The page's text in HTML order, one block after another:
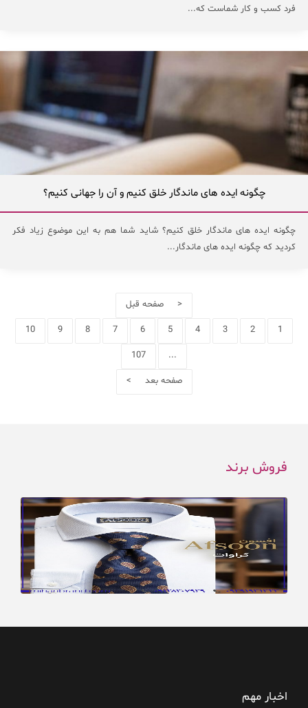
فرد کسب و کار شماست که...
چگونه ایده های ماندگار خلق کنیم و آن را جهانی کنیم؟
چگونه ایده های ماندگار خلق کنیم؟ شاید شما هم به این موضوع زیاد فکر
کردید که چگونه ایده های ماندگار...
< صفحه قبل
1
2
3
4
5
6
7
8
9
10
...
107
صفحه بعد >
فروش برند
اخبار مهم